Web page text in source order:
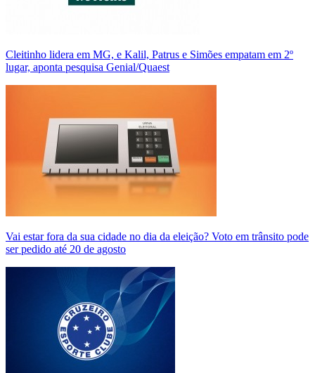
Cleitinho lidera em MG, e Kalil, Patrus e Simões empatam em 2º
lugar, aponta pesquisa Genial/Quaest
Vai estar fora da sua cidade no dia da eleição? Voto em trânsito pode
ser pedido até 20 de agosto